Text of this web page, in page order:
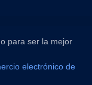
para ser la mejor
electrónico de